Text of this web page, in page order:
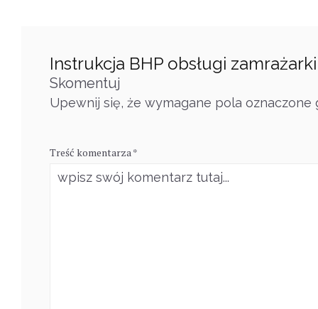
Instrukcja BHP obsługi zamrażarki
Skomentuj
Upewnij się, że wymagane pola oznaczone
Treść komentarza *